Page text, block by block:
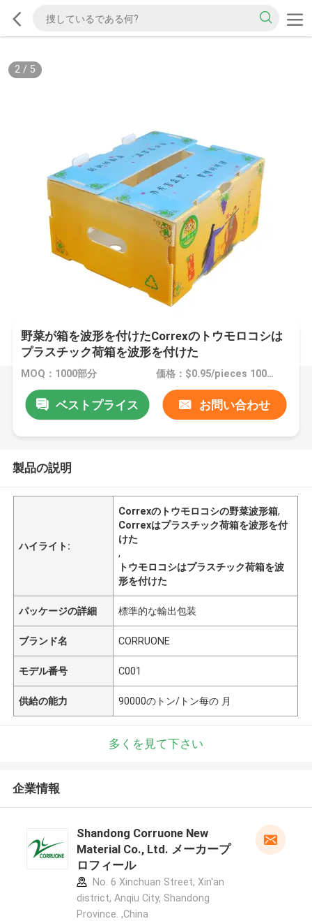
2/ 5
野菜が箱を波形を付けたCorrexのトウモロコシは
プラスチック荷箱を波形を付けた
MOQ：1000部分 価格：$0.95/pieces 1000-2999 pieces
ベストプライス お問い合わせ
製品の説明
ハイライト:
Correxのトウモロコシの野菜波形箱,
Correxはプラスチック荷箱を波形を付
けた
,
トウモロコシはプラスチック荷箱を波
形を付けた
パッケージの詳細 標準的な輸出包装
ブランド名 CORRUONE
モデル番号 C001
供給の能力 90000のトン/トン每の 月
多くを見て下さい
企業情報
Shandong Corruone New
Material Co., Ltd. メーカープ
ロフィール
No. 6 Xinchuan Street, Xin'an
district, Anqiu City, Shandong
Province. ,China